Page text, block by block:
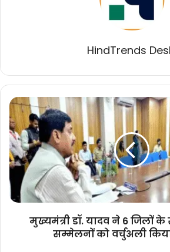
HindTrends
मुख्यमंत्री
डॉ.
यादव
ने
6
जिलों
सामूहिक
विवाह
मुख्यमंत्री डॉ. यादव ने 6 जिलों के
सम्मेलनों को वर्चुअली